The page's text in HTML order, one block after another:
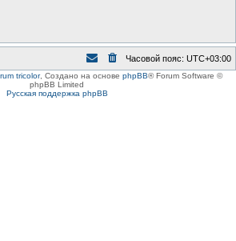
Часовой пояс: UTC+03:00
tricolor, Создано на основе phpBB® Forum Software ©
phpBB Limited
Русская поддержка phpBB